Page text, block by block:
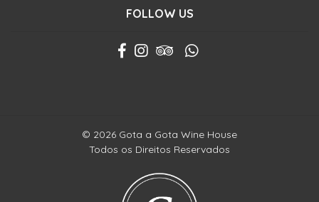
FOLLOW US
© 2026 Gota a Gota Wine House
Todos os Direitos Reservados